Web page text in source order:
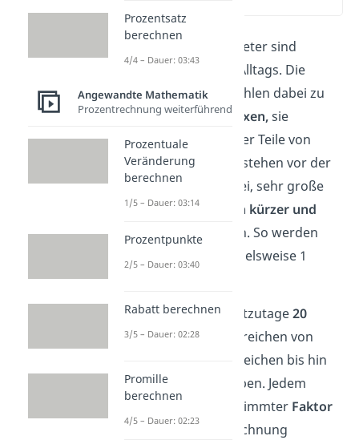
Kilogramm und Zentimeter sind
bekannte Größen des Alltags. Die
Worte KiloundZenti
zählen dabei zu
den sogenanntenPräfixen,sie
benennen Vielfache oder Teile von
Maßeinheiten. Präfixe stehen vor der
Einheit und helfen dabei, sehr große
oder sehr kleine
Zahlen kürzer und
leserlicher
darzustellen. So werden
beispielsweise 1
Kilo
Insgesamt werden heutzutage20
Präfixe verwendet. Sie reichen von
Zahlenbereichen bis hin
kleinsten
Maßangaben. Jedem
Präfix ist dabei ein bestimmter Faktor
zur einheitlichen Umrechnung
Prozentsatz
berechnen
4/4 – Dauer: 03:43
Angewandte Mathematik
Prozentrechnung weiterführend
Prozentuale
Veränderung
berechnen
1/5 – Dauer: 03:14
Prozentpunkte
2/5 – Dauer: 03:40
Rabatt berechnen
3/5 – Dauer: 02:28
Promille
berechnen
4/5 – Dauer: 02:23